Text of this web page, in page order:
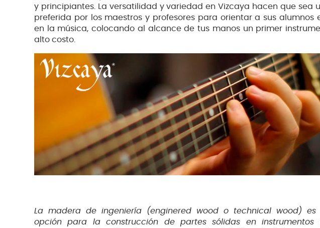
y principiantes. La versatilidad y variedad en Vizcaya hacen que sea
preferida por los maestros y profesores para orientar a sus alumnos
en la música, colocando al alcance de tus manos un primer
alto costo.
La madera de ingeniería (enginered wood o technical wood) es
opción para la construcción de partes sólidas en instrumentos